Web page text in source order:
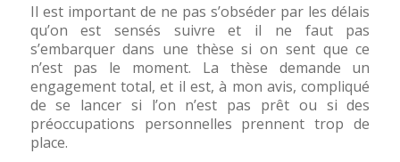
Il est important de ne pas s’obséder par les délais
qu’on est sensés suivre et il ne faut pas
s’embarquer dans une thèse si on sent que ce
n’est pas le moment. La thèse demande un
engagement total, et il est, à mon avis, compliqué
de se lancer si l’on n’est pas prêt ou si des
préoccupations personnelles prennent trop de
place.